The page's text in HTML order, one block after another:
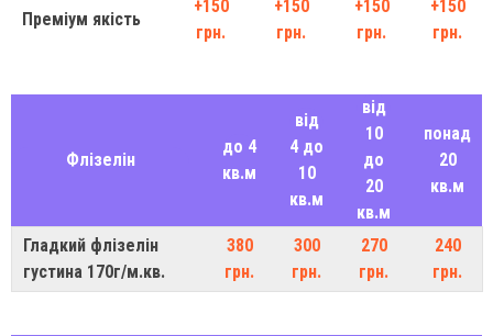
Преміум якість
+150
грн.
+150
грн.
+150
грн.
+150
грн.
Флізелін
до 4
кв.м
від
4 до
10
кв.м
від
10
до
20
кв.м
понад
20
кв.м
Гладкий флізелін
густина 170г/м.кв.
380
грн.
300
грн.
270
грн.
240
грн.